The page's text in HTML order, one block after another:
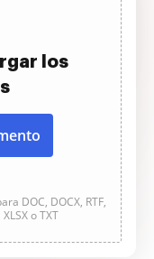
los
DOC, DOCX, RTF,
XLSX o TXT